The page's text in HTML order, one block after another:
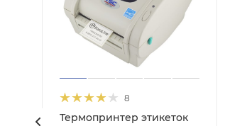
8
Термопринтер этикеток